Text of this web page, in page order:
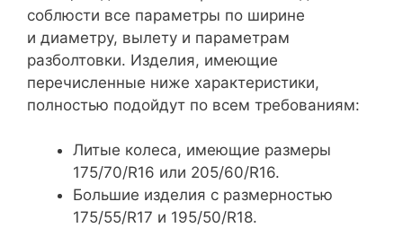
соблюсти все параметры по ширине
и диаметру, вылету и параметрам
разболтовки. Изделия, имеющие
перечисленные ниже характеристики,
полностью подойдут по всем требованиям:
Литые колеса, имеющие размеры
175/70/R16 или 205/60/R16.
Большие изделия с размерностью
175/55/R17 и 195/50/R18.